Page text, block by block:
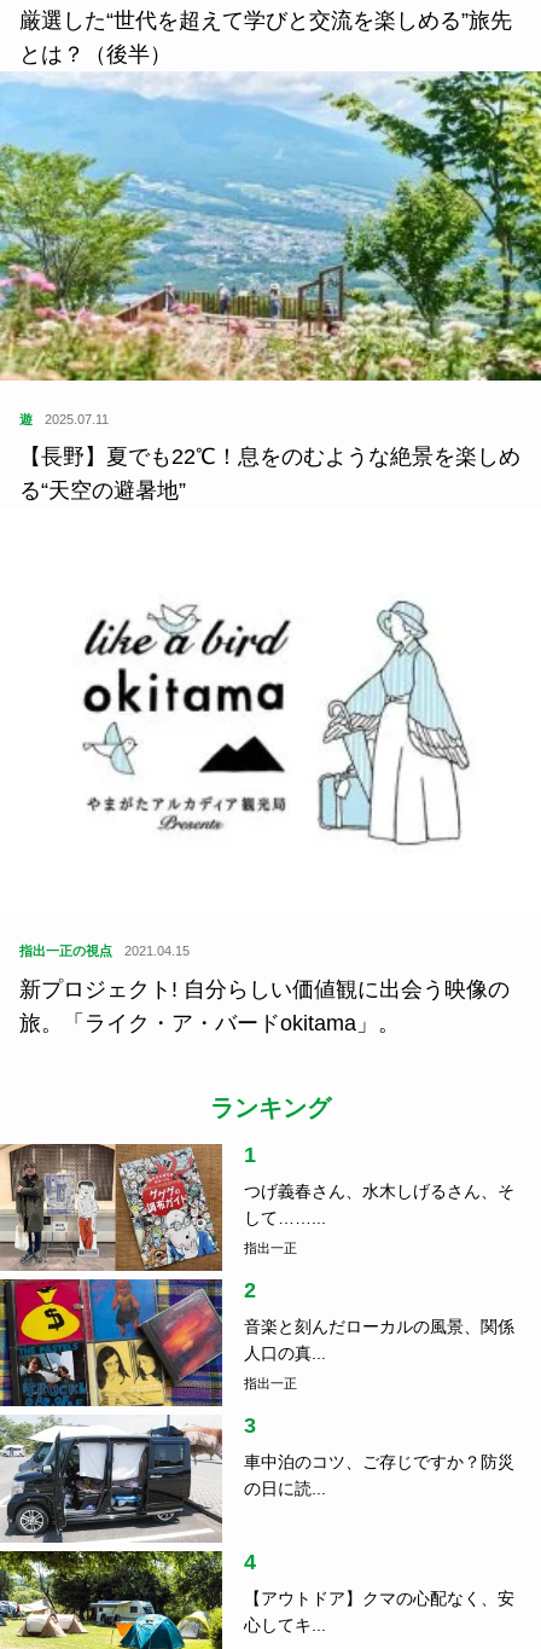
厳選した“世代を超えて学びと交流を楽しめる”旅先
とは？（後半）
遊 2025.07.11
【長野】夏でも22℃！息をのむような絶景を楽しめ
る“天空の避暑地”
指出一正の視点 2021.04.15
新プロジェクト! 自分らしい価値観に出会う映像の
旅。「ライク・ア・バードokitama」。
ランキング
1
つげ義春さん、水木しげるさん、そ
して……...
指出一正
2
音楽と刻んだローカルの風景、関係
人口の真...
指出一正
3
車中泊のコツ、ご存じですか？防災
の日に読...
4
【アウトドア】クマの心配なく、安
心してキ...